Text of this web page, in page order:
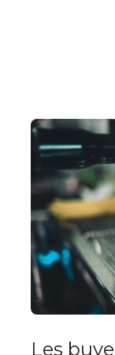
Les